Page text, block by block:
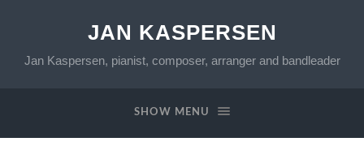
JAN KASPERSEN
Jan Kaspersen, pianist, composer, arranger and bandleader
SHOW MENU